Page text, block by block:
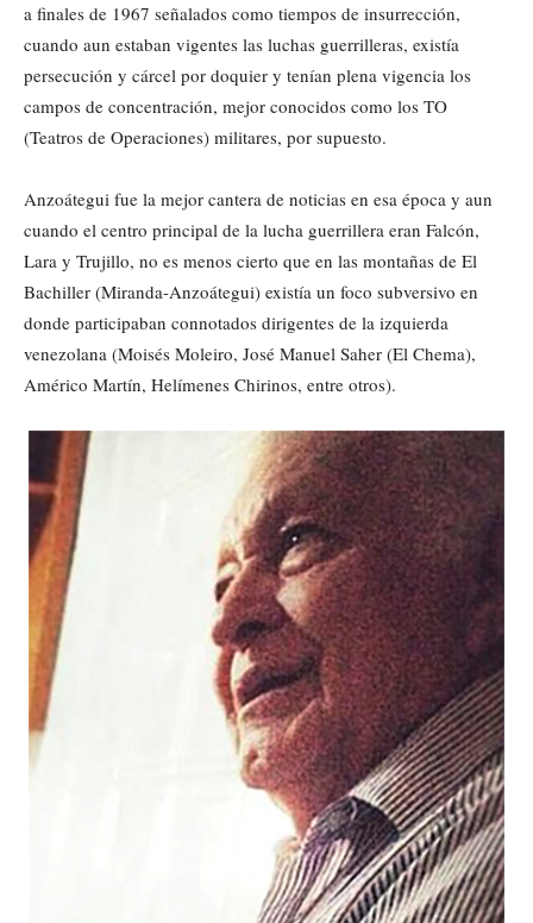
a finales de 1967 señalados como tiempos de insurrección,
cuando aun estaban vigentes las luchas guerrilleras, existía
persecución y cárcel por doquier y tenían plena vigencia los
campos de concentración, mejor conocidos como los TO
(Teatros de Operaciones) militares, por supuesto.
Anzoátegui fue la mejor cantera de noticias en esa época y aun
cuando el centro principal de la lucha guerrillera eran Falcón,
Lara y Trujillo, no es menos cierto que en las montañas de El
Bachiller (Miranda-Anzoátegui) existía un foco subversivo en
donde participaban connotados dirigentes de la izquierda
venezolana (Moisés Moleiro, José Manuel Saher (El Chema),
Américo Martín, Helímenes Chirinos, entre otros).